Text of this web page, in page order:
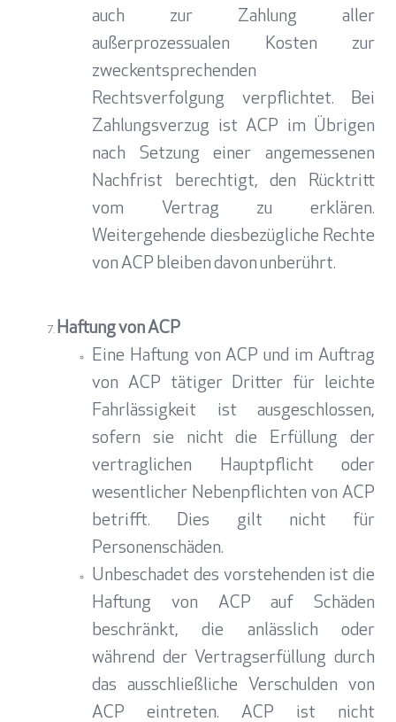
auch zur Zahlung aller
außerprozessualen Kosten zur
zweckentsprechenden
Rechtsverfolgung verpflichtet. Bei
Zahlungsverzug ist ACP im Übrigen
nach Setzung einer angemessenen
Nachfrist berechtigt, den Rücktritt
vom Vertrag zu erklären.
Weitergehende diesbezügliche Rechte
von ACP bleiben davon unberührt.
Haftung von ACP
Eine Haftung von ACP und im Auftrag
von ACP tätiger Dritter für leichte
Fahrlässigkeit ist ausgeschlossen,
sofern sie nicht die Erfüllung der
vertraglichen Hauptpflicht oder
wesentlicher Nebenpflichten von ACP
betrifft. Dies gilt nicht für
Personenschäden.
Unbeschadet des vorstehenden ist die
Haftung von ACP auf Schäden
beschränkt, die anlässlich oder
während der Vertragserfüllung durch
das ausschließliche Verschulden von
ACP eintreten. ACP ist nicht